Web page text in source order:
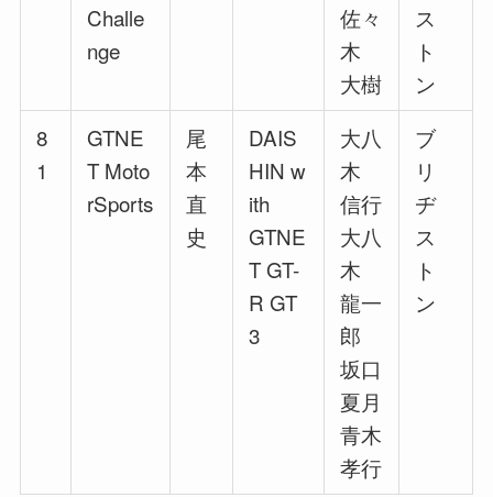
Challe
nge
佐々
木
大樹
ス
ト
ン
8
1
GTNE
T Moto
rSports
尾
本
直
史
DAIS
HIN w
ith
GTNE
T GT-
R GT
3
大八
木
信行
大八
木
龍一
郎
坂口
夏月
青木
孝行
ブ
リ
ヂ
ス
ト
ン